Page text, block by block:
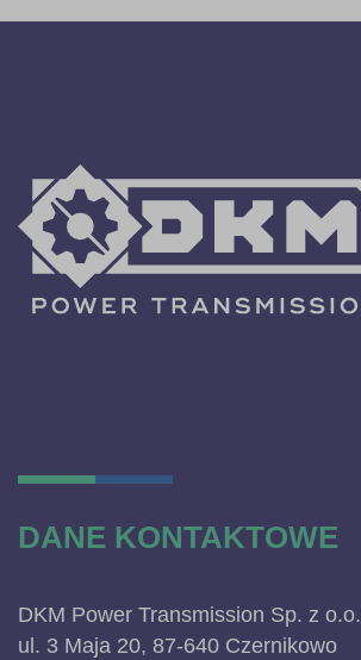
DANE KONTAKTOWE
DKM Power Transmission Sp. z o.o.
ul. 3 Maja 20, 87-640 Czernikowo